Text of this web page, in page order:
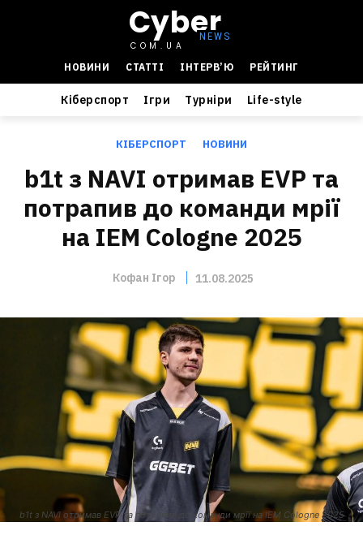
Cyber
COM.UA
НОВИНИ
СТАТТІ ІНТЕРВ’Ю РЕЙТИНГ
Кіберспорт Ігри Турніри Life-style
КІБЕРСПОРТ НОВИНИ
b1t з NAVI отримав EVP та
потрапив до команди мрії
на IEM Cologne 2025
Кофан Ігор 11.08.2025
b1t з NAVI отримав EVP та потрапив до команди мрії на IEM Cologne 2025